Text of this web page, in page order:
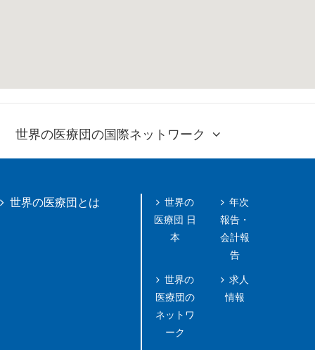
世界の医療団の国際ネットワーク
世界の医療団とは
世界の
医療団 日
本
世界の
医療団の
ネットワ
ーク
年次
報告・
会計報
告
求人
情報